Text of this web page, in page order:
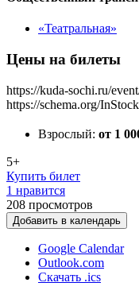
«Театральная»
Цены на билеты
https://kuda-sochi.ru/
https://schema.org/InStock
Взрослый: от 1
5+
Купить билет
1 нравится
208 просмотров
Добавить в календарь
Google Calendar
Outlook.com
Скачать .ics